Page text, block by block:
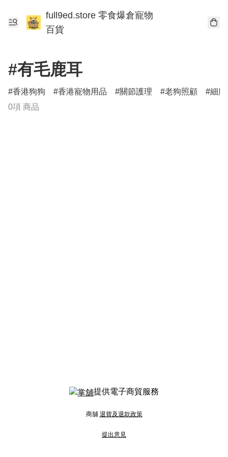
full9ed.store 零食爆倉寵物
百貨
#有毛鹿耳
香港狗狗 香港寵物用品 關節護理 老狗照顧
細
0項 商品
提供電子商貿服務
商舖 退貨及退款政策
提出意見